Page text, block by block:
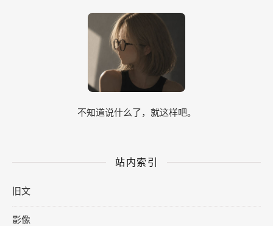
不知道说什么了，就这样吧。
站内索引
旧文
影像